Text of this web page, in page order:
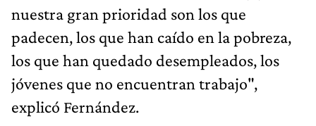
nuestra gran prioridad son los que
padecen, los que han caído en la pobreza,
los que han quedado desempleados, los
jóvenes que no encuentran trabajo",
explicó Fernández.